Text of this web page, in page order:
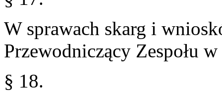
W sprawach skarg i
Przewodniczący Zespołu
§ 18.